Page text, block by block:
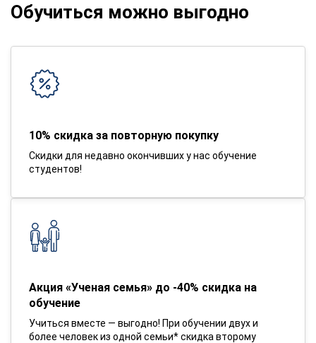
Обучиться можно выгодно
10% скидка за повторную покупку
Скидки для недавно окончивших у нас обучение
студентов!
Акция «Ученая семья» до -40% скидка на
обучение
Учиться вместе — выгодно! При обучении двух и
более человек из одной семьи* скидка второму